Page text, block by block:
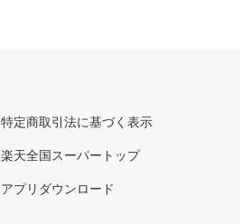
特定商取引法に基づく表示
楽天全国スーパートップ
アプリダウンロード